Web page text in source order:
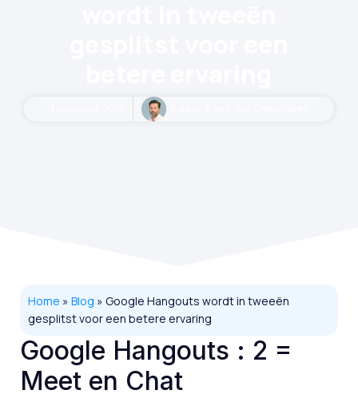
Home » Blog » Google Hangouts wordt in tweeën
gesplitst voor een betere ervaring
Google Hangouts : 2 =
Meet en Chat